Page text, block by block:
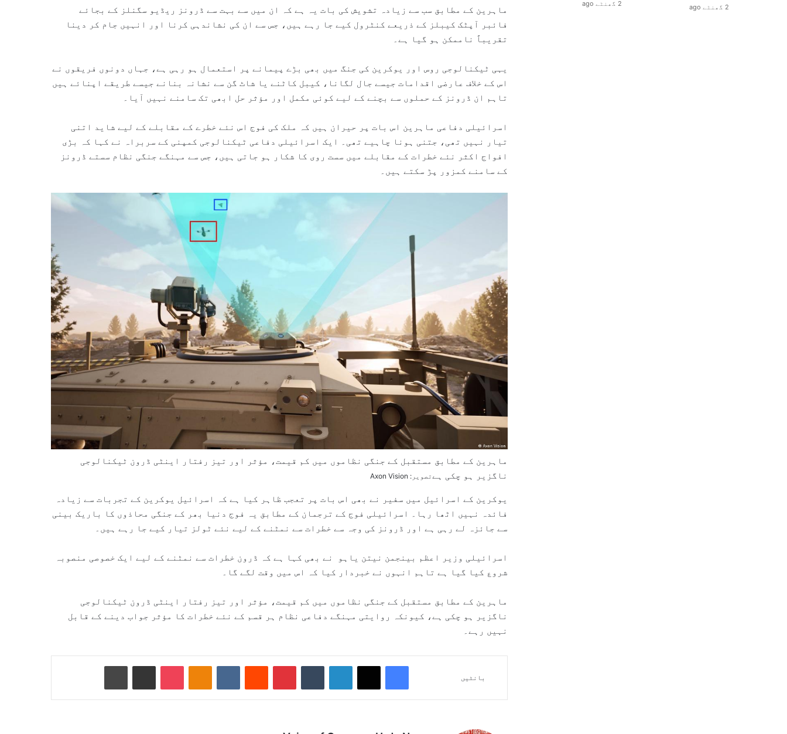
ماہرین کے مطابق سب سے زیادہ تشویش کی بات یہ ہے کہ ان میں سے بہت سے ڈرونز ریڈیو سگنلز کے بجائے
فائبر آپٹک کیبلز کے ذریعے کنٹرول کیے جا رہے ہیں، جس سے ان کی نشاندہی کرنا اور انہیں جام کر دینا
تقریباً ناممکن ہو گیا ہے۔
یہی ٹیکنالوجی روس اور یوکرین کی جنگ میں بھی بڑے پیمانے پر استعمال ہو رہی ہے، جہاں دونوں فریقوں نے
اس کے خلاف عارضی اقدامات جیسے جال لگانا، کیبل کاٹنے یا شاٹ گن سے نشانہ بنانے جیسے طریقے اپنائے ہیں
تاہم ان ڈرونز کے حملوں سے بچنے کے لیے کوئی مکمل اور مؤثر حل ابھی تک سامنے نہیں آیا۔
اسرائیلی دفاعی ماہرین اس بات پر حیران ہیں کہ ملک کی فوج اس نئے خطرے کے مقابلے کے لیے شاید اتنی
تیار نہیں تھی، جتنی ہونا چاہیے تھی۔ ایک اسرائیلی دفاعی ٹیکنالوجی کمپنی کے سربراہ نے کہا کہ بڑی
افواج اکثر نئے خطرات کے مقابلے میں سست روی کا شکار ہو جاتی ہیں، جس سے مہنگے جنگی نظام سستے ڈرونز
کے سامنے کمزور پڑ سکتے ہیں۔
ماہرین کے مطابق مستقبل کے جنگی نظاموں میں کم قیمت، مؤثر اور تیز رفتار اینٹی ڈرون ٹیکنالوجی
ناگزیر ہو چکی ہےتصویر: Axon Vision
یوکرین کے اسرائیل میں سفیر نے بھی اس بات پر تعجب ظاہر کیا ہے کہ اسرائیل یوکرین کے تجربات سے زیادہ
فائدہ نہیں اٹھا رہا۔ اسرائیلی فوج کے ترجمان کے مطابق یہ فوج دنیا بھر کے جنگی محاذوں کا باریک بینی
سے جائزہ لے رہی ہے اور ڈرونز کی وجہ سے خطرات سے نمٹنے کے لیے نئے ٹولز تیار کیے جا رہے ہیں۔
اسرائیلی وزیر اعظم بینجمن نیتن یاہو نے بھی کہا ہے کہ ڈرون خطرات سے نمٹنے کے لیے ایک خصوصی منصوبہ
شروع کیا گیا ہے تاہم انہوں نے خبردار کیا کہ اس میں وقت لگے گا۔
ماہرین کے مطابق مستقبل کے جنگی نظاموں میں کم قیمت، مؤثر اور تیز رفتار اینٹی ڈرون ٹیکنالوجی
ناگزیر ہو چکی ہے، کیونکہ روایتی مہنگے دفاعی نظام ہر قسم کے نئے خطرات کا مؤثر جواب دینے کے قابل
نہیں رہے۔
بانٹیں
X
LinkedIn
VKontakte ای میل کے ذریعے شیئر کریں
2 گھنٹے ago 2 گھنٹے ago